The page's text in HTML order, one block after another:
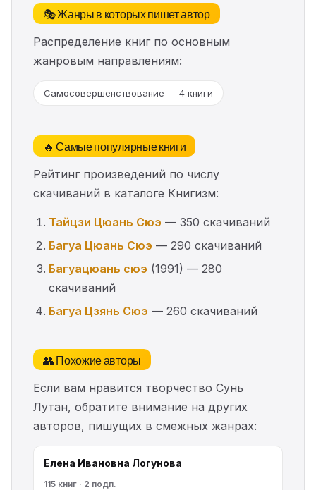
🎭 Жанры в которых пишет автор
Распределение книг по основным
жанровым направлениям:
Самосовершенствование — 4 книги
🔥 Самые популярные книги
Рейтинг произведений по числу
скачиваний в каталоге Книгизм:
Тайцзи Цюань Сюэ — 350 скачиваний
Багуа Цюань Сюэ — 290 скачиваний
Багуацюань сюэ (1991) — 280
скачиваний
Багуа Цзянь Сюэ — 260 скачиваний
👥 Похожие авторы
Если вам нравится творчество Сунь
Лутан, обратите внимание на других
авторов, пишущих в смежных жанрах:
Елена Ивановна Логунова
115 книг · 2 подп.